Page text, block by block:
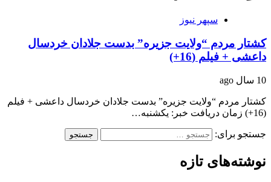
سپهر نیوز
کشتار مردم “ولایت جزیره” بدست جلادان خردسال
داعشی + فیلم (16+)
10 سال ago
کشتار مردم “ولایت جزیره” بدست جلادان خردسال داعشی + فیلم
(16+) زمان دریافت خبر: یکشنبه…
جستجو برای:
نوشته‌های تازه